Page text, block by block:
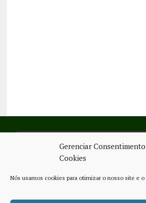
Gerenciar
Cookies
Nós usamos cookies para otimizar o nosso site e
SIGA-NOS NO FACEBOOK